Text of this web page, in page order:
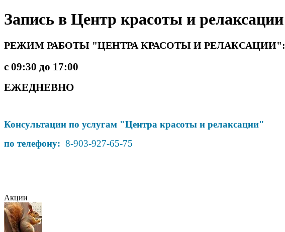
Запись в Центр красоты и релаксации
РЕЖИМ РАБОТЫ "ЦЕНТРА КРАСОТЫ И РЕЛАКСАЦИИ":
с 09:30 до 17:00
ЕЖЕДНЕВНО
Консультации по услугам "Центра красоты и релаксации"
по телефону: 8-903-927-65-75
Акции